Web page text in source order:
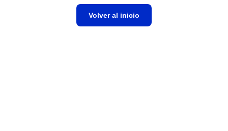
Volver al inicio